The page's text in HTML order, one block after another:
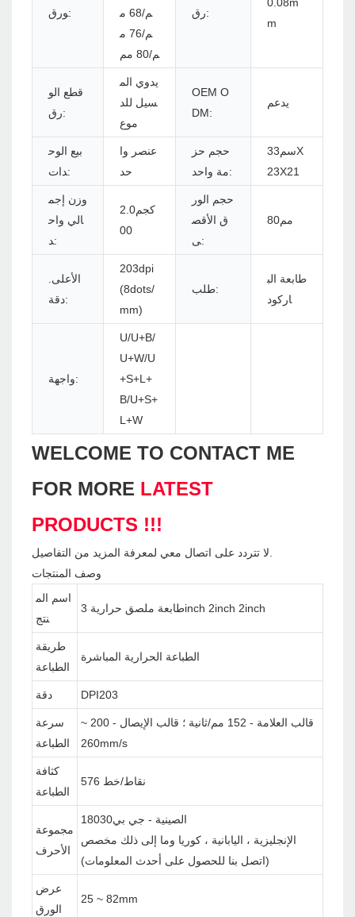
ورق:
م/68 م
م/76 م
م/80 مم
رق:
m
قطع الو
رق:
يدوي الم
سيل للد
موع
OEM O
DM:
يدعم
بيع الوح
دات:
عنصر وا
حد
حجم حز
مة واحد:
سم33X
23X21
وزن إجم
الي واح
د:
كجم2.0
00
حجم الور
ق الأقص
ى:
مم80
الأعلى.
دقة:
203dpi
(8dots/
mm)
طلب:
طابعة الب
اركود
واجهة:
U/U+B/
U+W/U
+S+L+
B/U+S+
L+W
WELCOME TO CONTACT ME
FOR MORE LATEST
PRODUCTS !!!
وصف المنتجات
اسم الم
نتج
طابعة ملصق حرارية 3inch 2inch 2inch
طريقة
الطباعة
الطباعة الحرارية المباشرة
دقة DPI203
سرعة
الطباعة
قالب العلامة - 152 مم/ثانية ؛ قالب الإيصال - 200 ~
260mm/s
كثافة
الطباعة
576 نقاط/خط
مجموعة
الأحرف
الصينية - جي بي18030
الإنجليزية ، اليابانية ، كوريا وما إلى ذلك مخصص
(اتصل بنا للحصول على أحدث المعلومات)
عرض
الورق
25 ~ 82mm